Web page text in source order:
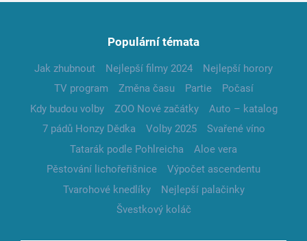
Populární témata
Jak zhubnout Nejlepší filmy 2024
Nejlepší horory
TV program
Změna času Partie
Počasí
Kdy budou volby
ZOO Nové začátky
Auto – katalog
7 pádů Honzy Dědka
Volby 2025
Svařené víno
Tatarák podle Pohlreicha
Aloe vera
Pěstování lichořeřišnice
Výpočet ascendentu
Tvarohové knedlíky
Nejlepší palačinky
Švestkový koláč